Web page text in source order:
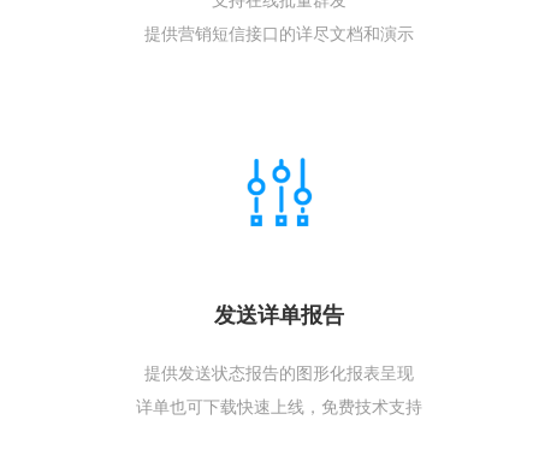
提供营销短信接口的详尽文档和演示
发送详单报告
提供发送状态报告的图形化报表呈现
详单也可下载快速上线，免费技术支持